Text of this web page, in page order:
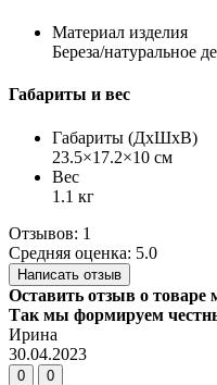
Материал изделия
Береза/натуральное
Габариты и вес
Габариты (ДхШхВ)
23.5×17.2×10 см
Вес
1.1 кг
Отзывов: 1
Средняя оценка: 5.0
Написать отзыв
Оставить отзыв о товаре
Так мы формируем
Ирина
30.04.2023
0 0